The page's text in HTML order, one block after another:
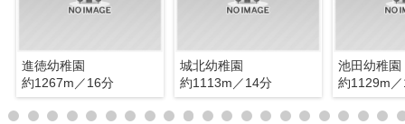
進徳幼稚園
約1267m／16分
城北幼稚園
約1113m／14分
池田幼稚園
約1129m